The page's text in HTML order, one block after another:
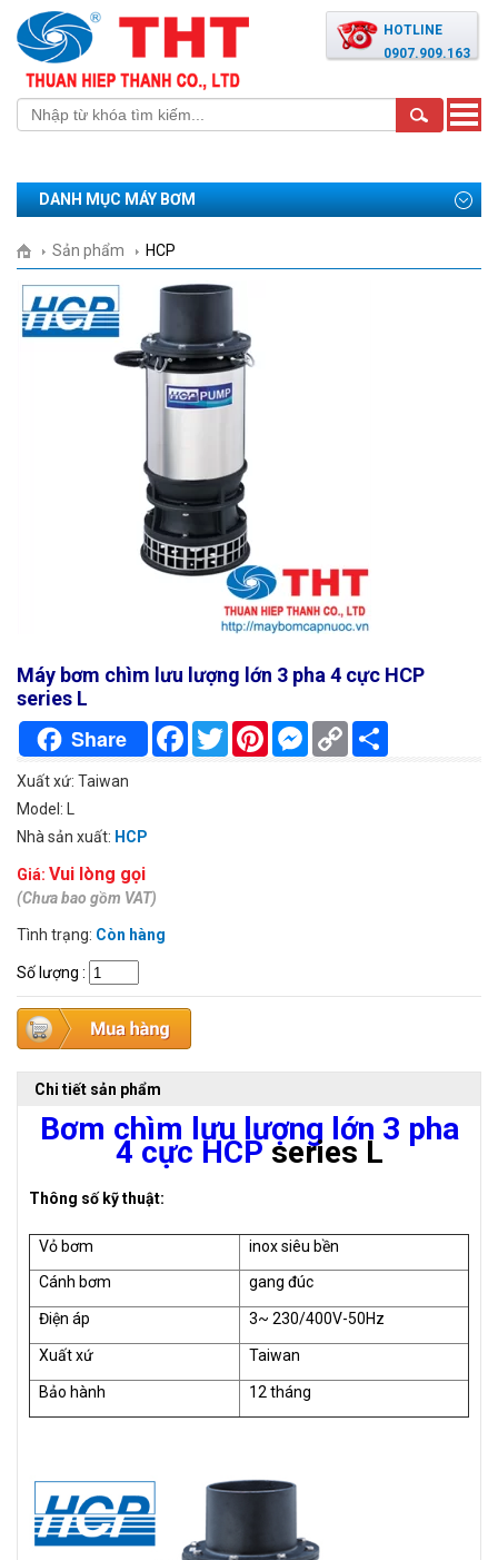
HOTLINE
0907.909.163
Toggle
DANH MỤC MÁY BƠM
Sản phẩm HCP
Máy bơm chìm lưu lượng lớn 3 pha 4 cực HCP
series L
Share FacebookTwitterPinterestMessenger
Copy
Link
Xuất xứ: Taiwan
Model: L
Nhà sản xuất: HCP
Giá: Vui lòng gọi
(Chưa bao gồm VAT)
Tình trạng: Còn hàng
Số lượng :
Chi tiết sản phẩm
Bơm chìm lưu lượng lớn 3 pha
4 cực HCP series L
Thông số kỹ thuật:
Vỏ bơm
inox siêu bền
Cánh bơm
gang đúc
Điện áp 3~ 230/400V-50Hz
Xuất xứ Taiwan
Bảo hành 12 tháng